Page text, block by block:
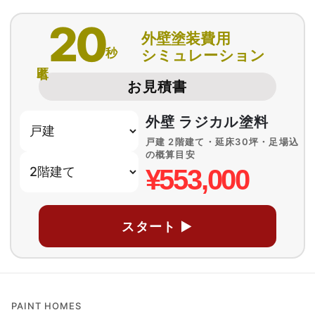
20秒
外壁塗装費用
シミュレーション
お見積書
外壁 ラジカル塗料
戸建 2階建て・延床30坪・足場込
の概算目安
¥553,000
スタート ▶
PAINT HOMES